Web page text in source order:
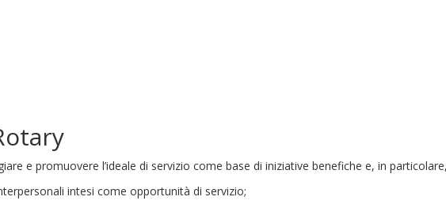
e promuovere l’ideale di servizio come base di iniziative benefiche e, in
intesi come opportunità di servizio;